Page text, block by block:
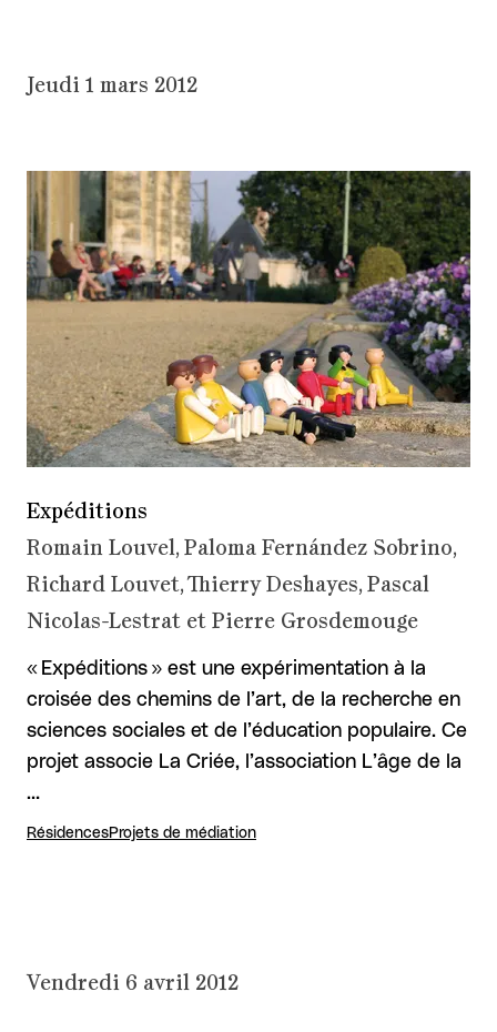
Jeudi 1 mars 2012
Expéditions
Romain Louvel, Paloma Fernández Sobrino,
Richard Louvet, Thierry Deshayes, Pascal
Nicolas-Lestrat et Pierre Grosdemouge
« Expéditions » est une expérimentation à la
croisée des chemins de l’art, de la recherche en
sciences sociales et de l’éducation populaire. Ce
projet associe La Criée, l’association L’âge de la
…
RésidencesProjets de médiation
Vendredi 6 avril 2012